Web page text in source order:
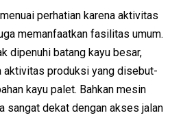
perhatian karena aktivitas
memanfaatkan fasilitas umum.
dipenuhi batang kayu besar,
aktivitas produksi yang disebut-
kayu palet. Bahkan mesin
sangat dekat dengan akses jalan